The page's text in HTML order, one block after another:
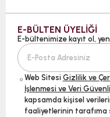
E-BÜLTEN ÜYELİĞİ
E-bültenimize kayıt ol,
Web Sitesi Gizlilik ve
İşlenmesi ve Veri
kapsamda kişisel
faaliyetlerinin tarafıma